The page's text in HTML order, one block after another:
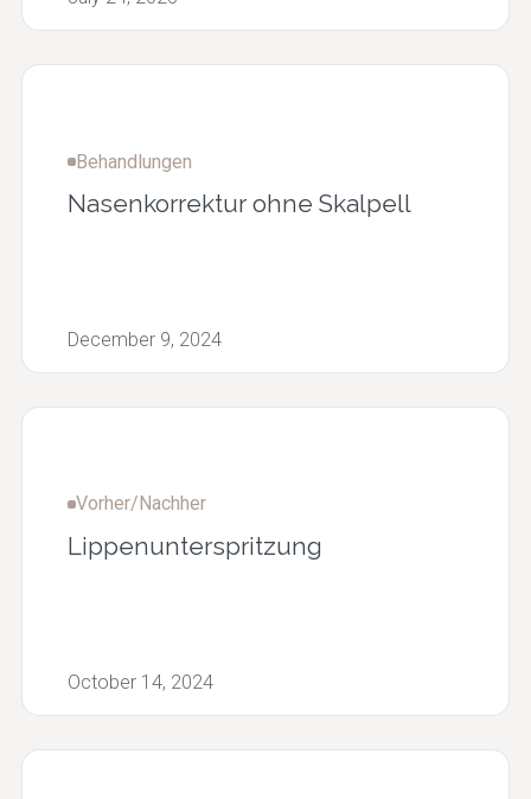
Behandlungen
Nasenkorrektur ohne Skalpell
December 9, 2024
Vorher/Nachher
Lippenunterspritzung
October 14, 2024